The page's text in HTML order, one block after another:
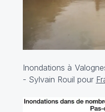
Inondations à
- Sylvain Rouil pour